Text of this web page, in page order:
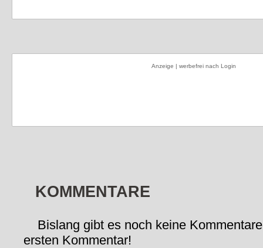
Anzeige | werbefrei nach Login
KOMMENTARE
Bislang gibt es noch keine
ersten Kommentar!